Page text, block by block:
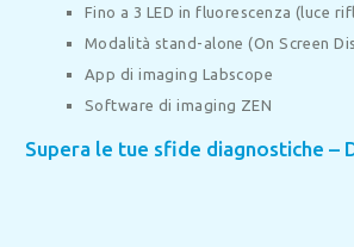
Fino a 3 LED in fluorescenza (luce
Modalità stand-alone (On Screen
App di imaging Labscope
Software di imaging ZEN
Supera le tue sfide diagnostiche